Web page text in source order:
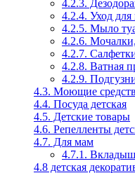
4.2.3.
4.2.4. Уход для
4.2.5. Мыло
4.2.6.
4.2.7.
4.2.8. Ватная
4.2.9.
4.3. Моющие
4.4. Посуда детская
4.5. Детские товары
4.6. Репелленты
4.7. Для мам
4.7.1.
4.8 детская